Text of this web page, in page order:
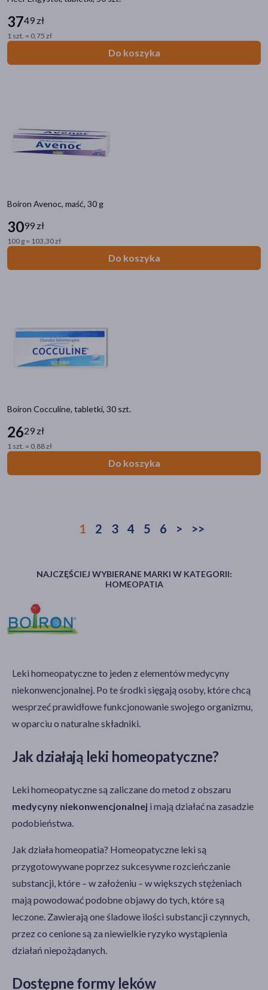
3749 zł
1 szt. = 0,75 zł
Do koszyka
Boiron Avenoc, maść, 30 g
3099 zł
100 g = 103,30 zł
Do koszyka
Boiron Cocculine, tabletki, 30 szt.
2629 zł
1 szt. = 0,88 zł
Do koszyka
1 2 3 4 5 6 > >>
NAJCZĘŚCIEJ WYBIERANE MARKI W KATEGORII:
HOMEOPATIA
Leki homeopatyczne to jeden z elementów medycyny
niekonwencjonalnej. Po te środki sięgają osoby, które chcą
wesprzeć prawidłowe funkcjonowanie swojego organizmu,
w oparciu o naturalne składniki.
Jak działają leki homeopatyczne?
Leki homeopatyczne są zaliczane do metod z obszaru
medycyny niekonwencjonalnej i mają działać na zasadzie
podobieństwa.
Jak działa homeopatia? Homeopatyczne leki są
przygotowywane poprzez sukcesywne rozcieńczanie
substancji, które – w założeniu – w większych stężeniach
mają powodować podobne objawy do tych, które są
leczone. Zawierają one śladowe ilości substancji czynnych,
przez co cenione są za niewielkie ryzyko wystąpienia
działań niepożądanych.
Dostępne formy leków